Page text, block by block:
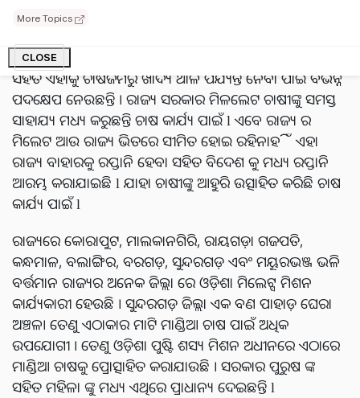
More Topics
CLOSE
ଲୋକପ୍ରିୟତା ବୃଦ୍ଧି ପାଇଁ ୨୦୧୭ରେ ରାଜ୍ୟ ସରକାର ଆରମ୍ଭ
ଏହାରି ଅଧୀନରେ ପୁଷ୍ଟିଶସ୍ୟ ଚାଷକୁ ସରକାର ପ୍ରୋତ୍ସାହନ ଦେବା
ସହିତ ଏହାକୁ ଚାଷଜମିରୁ ଖାଦ୍ୟ ଥାଳି ପର୍ଯ୍ୟନ୍ତ ନେବା ପାଇଁ ବିଭିନ୍ନ
ପଦକ୍ଷେପ ନେଉଛନ୍ତି । ରାଜ୍ୟ ସରକାର ମିଳଲେଟ ଚାଷୀଙ୍କୁ ସମସ୍ତ
ସାହାଯ୍ୟ ମଧ୍ୟ କରୁଛନ୍ତି ଚାଷ କାର୍ଯ୍ୟ ପାଇଁ l ଏବେ ରାଜ୍ୟ ର
ମିଲେଟ ଆଉ ରାଜ୍ୟ ଭିତରେ ସୀମିତ ହୋଇ ରହିନାହିଁ ଏହା
ରାଜ୍ୟ ବାହାରକୁ ରପ୍ତାନି ହେବା ସହିତ ବିଦେଶ କୁ ମଧ୍ୟ ରପ୍ତାନି
ଆରମ୍ଭ କରାଯାଇଛି l ଯାହା ଚାଷୀଙ୍କୁ ଆହୁରି ଉତ୍ସାହିତ କରିଛି ଚାଷ
କାର୍ଯ୍ୟ ପାଇଁ l
ରାଜ୍ୟରେ କୋରାପୁଟ, ମାଲକାନଗିରି, ରାୟଗଡ଼ା ଗଜପତି,
କନ୍ଧମାଳ, ବଲାଙ୍ଗିର, ବରଗଡ଼, ସୁନ୍ଦରଗଡ଼ ଏବଂ ମୟୂରଭଞ୍ଜ ଭଳି
ବର୍ତ୍ତମାନ ରାଜ୍ୟର ଅନେକ ଜିଲ୍ଲା ରେ ଓଡ଼ିଶା ମିଲେଟ୍ସ ମିଶନ
କାର୍ଯ୍ୟକାରୀ ହେଉଛି । ସୁନ୍ଦରଗଡ଼ ଜିଲ୍ଲା ଏକ ବଣ ପାହାଡ଼ ଘେରା
ଅଞ୍ଚଳ। ତେଣୁ ଏଠାକାର ମାଟି ମାଣ୍ଡିଆ ଚାଷ ପାଇଁ ଅଧିକ
ଉପଯୋଗୀ । ତେଣୁ ଓଡ଼ିଶା ପୁଷ୍ଟି ଶସ୍ୟ ମିଶନ ଅଧୀନରେ ଏଠାରେ
ମାଣ୍ଡିଆ ଚାଷକୁ ପ୍ରୋତ୍ସାହିତ କରାଯାଉଛି । ସରକାର ପୁରୁଷ ଙ୍କ
ସହିତ ମହିଳା ଙ୍କୁ ମଧ୍ୟ ଏଥିରେ ପ୍ରାଧାନ୍ୟ ଦେଇଛନ୍ତି l